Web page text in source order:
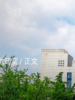
研室 / 正文